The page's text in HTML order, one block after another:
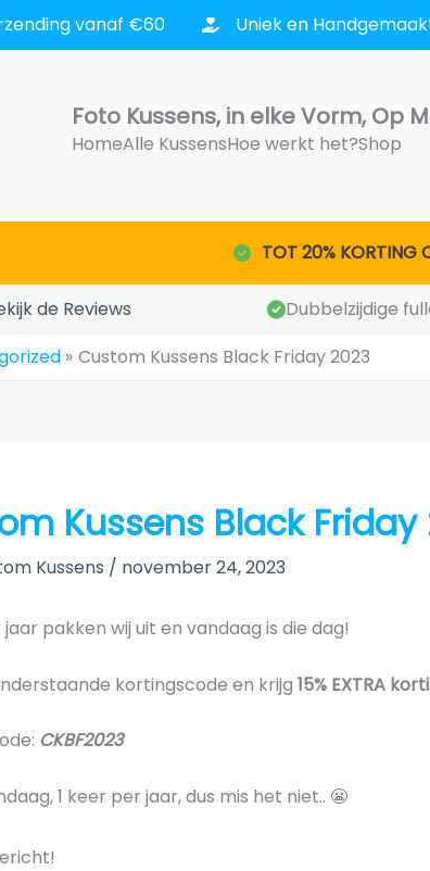
vanaf €60 Uniek en
Foto Kussens, in elke Vorm, Op
HomeAlle KussensHoe werkt het?Shop
TOT 20% KORTING
de Reviews Dubbelzijdige
Custom Kussens Black Friday 2023
Kussens Black Friday
Kussens / november 24, 2023
jaar pakken wij uit en vandaag is die dag!
kortingscode en krijg 15% EXTRA
CKBF2023
1 keer per jaar, dus mis het niet.. 😬